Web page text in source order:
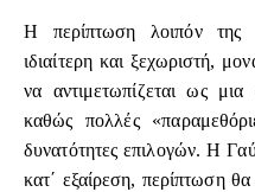
Η περίπτωση λοιπόν της
ιδιαίτερη και ξεχωριστή,
να αντιμετωπίζεται ως
καθώς πολλές
δυνατότητες επιλογών. Η
κατ΄ εξαίρεση, περίπτωση θα